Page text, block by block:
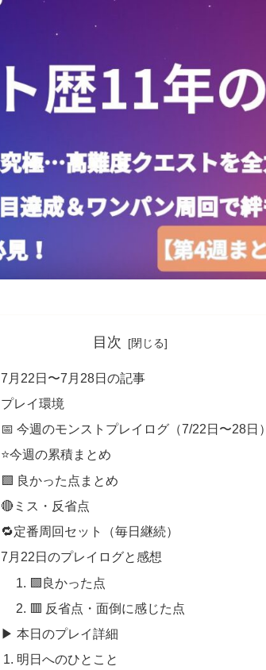
目次
7月22日〜7月28日の記事
プレイ環境
📅 今週のモンストプレイログ（7/22日〜28日）
⭐️今週の累積まとめ
🟩 良かった点まとめ
🔴ミス・反省点
🔁定番周回セット（毎日継続）
7月22日のプレイログと感想
🟩良かった点
🟥 反省点・面倒に感じた点
▶ 本日のプレイ詳細
明日へのひとこと